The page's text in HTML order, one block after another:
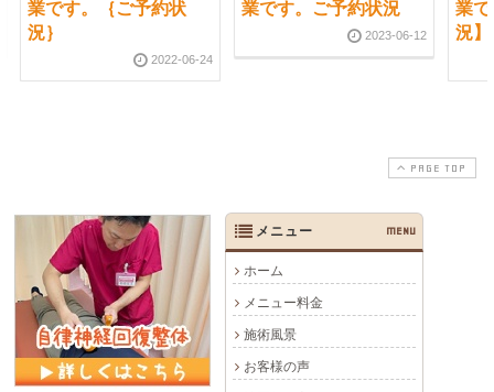
業です。｛ご予約状
況｝
2022-06-24
業です。ご予約状況
2023-06-12
業
況】
PAGE TOP
メニュー MENU
ホーム
メニュー料金
施術風景
お客様の声